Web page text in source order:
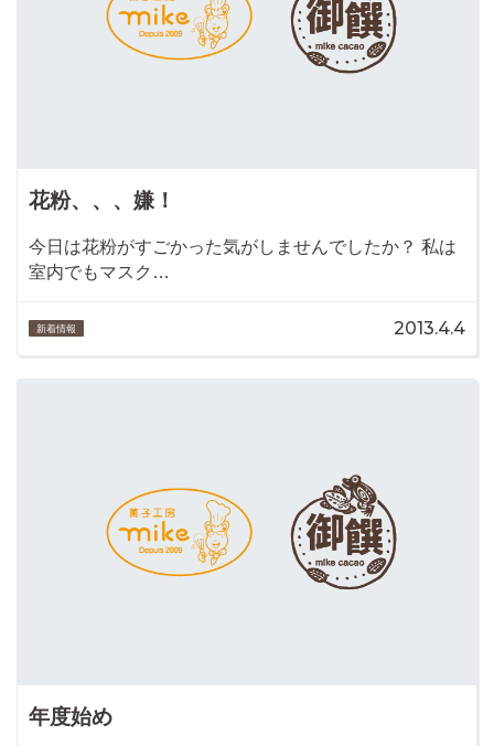
花粉、、、嫌！
今日は花粉がすごかった気がしませんでしたか？ 私は
室内でもマスク…
新着情報 2013.4.4
年度始め